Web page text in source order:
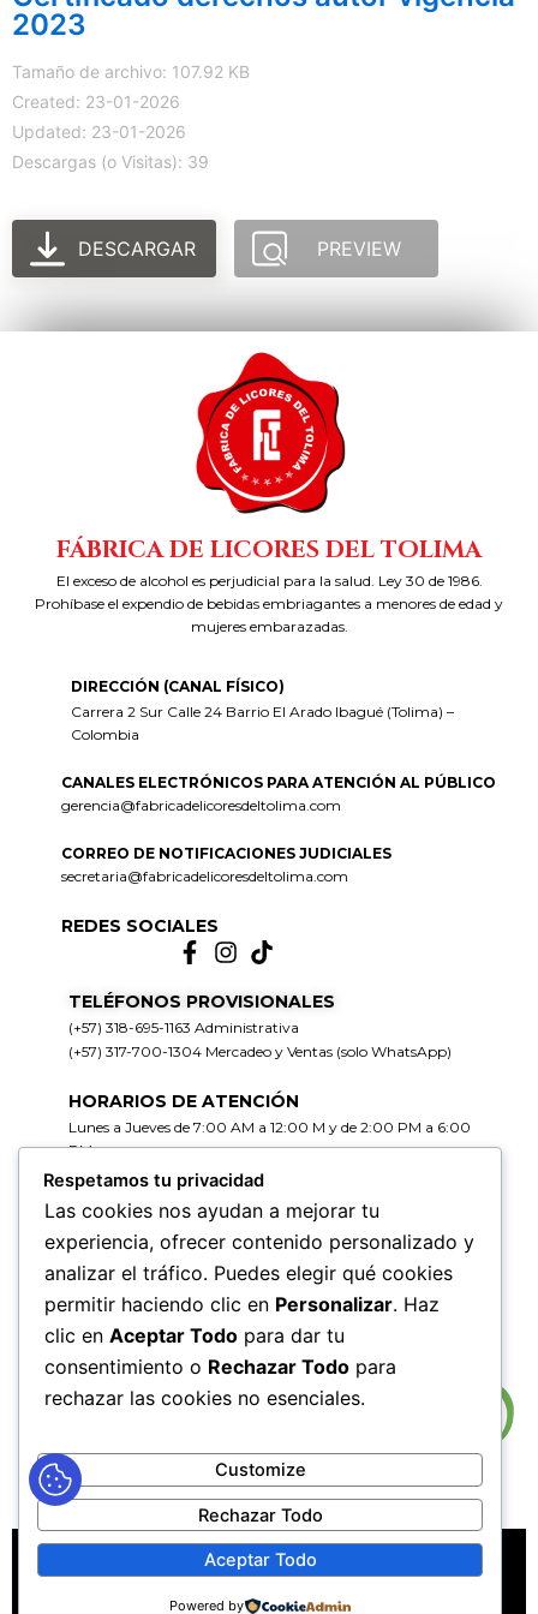
2023
Tamaño de archivo: 107.92 KB
Created: 23-01-2026
Updated: 23-01-2026
Descargas (o Visitas): 39
DESCARGAR PREVIEW
FÁBRICA DE LICORES DEL TOLIMA
El exceso de alcohol es perjudicial para la salud. Ley 30 de 1986.
Prohíbase el expendio de bebidas embriagantes a menores de edad y
mujeres embarazadas.
DIRECCIÓN (CANAL FÍSICO)
Carrera 2 Sur Calle 24 Barrio El Arado Ibagué (Tolima) –
Colombia
CANALES ELECTRÓNICOS PARA ATENCIÓN AL PÚBLICO
gerencia@fabricadelicoresdeltolima.com
CORREO DE NOTIFICACIONES JUDICIALES
secretaria@fabricadelicoresdeltolima.com
REDES SOCIALES
TELÉFONOS PROVISIONALES
(+57) 318-695-1163 Administrativa
(+57) 317-700-1304 Mercadeo y Ventas (solo WhatsApp)
HORARIOS DE ATENCIÓN
Lunes a Jueves de 7:00 AM a 12:00 M y de 2:00 PM a 6:00
PM
Viernes de 7:00 AM a 12:00 M y de 2:00 PM a 5:00 PM
HORARIOS DE RADICACIÓN DE
CORRESPONDENCIA
Lunes a Jueves de 7:30 AM a 11:30 AM y de 2:00 PM a 5:00
PM
Viernes de 7:30 AM a 11:30 PM y de 2:00 PM a 4:00 PM
MAPA DEL SITIOPOLÍTICAS DE PRIVACIDAD
POLÍTICAS DE DERECHOS DE AUTOR
Respetamos tu privacidad
Las cookies nos ayudan a mejorar tu
experiencia, ofrecer contenido personalizado y
analizar el tráfico. Puedes elegir qué cookies
permitir haciendo clic en Personalizar. Haz
clic en Aceptar Todo para dar tu
consentimiento o Rechazar Todo para
rechazar las cookies no esenciales.
Customize
Rechazar Todo
Aceptar Todo
Powered by